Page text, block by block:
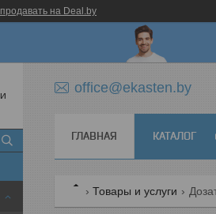
на Deal.by
office@ekasten.by
ГЛАВНАЯ КАТАЛОГ
Товары и услуги